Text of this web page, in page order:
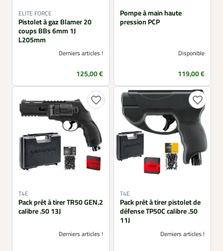
ELITE FORCE
Pistolet à gaz Blamer 20
coups BBs 6mm 1J
L205mm
Derniers articles !
Prix
125,00 €
Pompe à main haute
pression PCP
Disponible
Prix
119,00 €
favorite_border
T4E
Pack prêt à tirer TR50 GEN.2
calibre .50 13J
Derniers articles !
favorite_border
T4E
Pack prêt à tirer pistolet de
défense TP50C calibre .50
11J
Derniers articles !